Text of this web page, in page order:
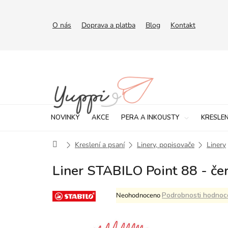
O nás Doprava a platba Blog Kontakt
NOVINKY AKCE PERA A INKOUSTY
DomůKreslení a psaní Linery, popisovače Linery
Liner STABILO Point 88 -
Průměrné
hodnocení
je
NeohodnocenoPodrobnosti